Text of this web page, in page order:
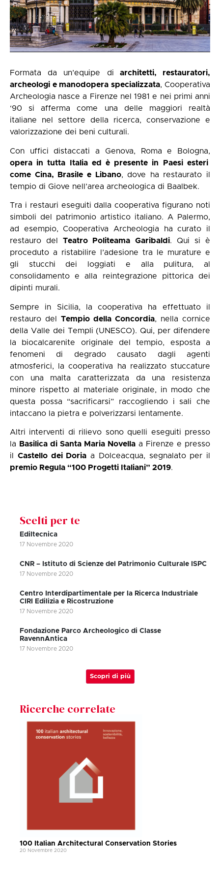
Formata da un’equipe di architetti, restauratori,
archeologi e manodopera specializzata, Cooperativa
Archeologia nasce a Firenze nel 1981 e nei primi anni
‘90 si afferma come una delle maggiori realtà
italiane nel settore della ricerca, conservazione e
valorizzazione dei beni culturali.
Con uffici distaccati a Genova, Roma e Bologna,
opera in tutta Italia ed è presente in Paesi esteri
come Cina, Brasile e Libano, dove ha restaurato il
tempio di Giove nell’area archeologica di Baalbek.
Tra i restauri eseguiti dalla cooperativa figurano noti
simboli del patrimonio artistico italiano. A Palermo,
ad esempio, Cooperativa Archeologia ha curato il
restauro delTeatro Politeama Garibaldi. Qui si è
proceduto a ristabilire l’adesione tra le murature e
gli stucchi dei loggiati e alla pulitura, al
consolidamento e alla reintegrazione pittorica dei
dipinti murali.
Sempre in Sicilia, la cooperativa ha effettuato il
restauro del Tempio della Concordia, nella cornice
della Valle dei Templi (UNESCO). Qui, per difendere
la biocalcarenite originale del tempio, esposta a
fenomeni di degrado causato dagli agenti
atmosferici, la cooperativa ha realizzato stuccature
con una malta caratterizzata da una resistenza
minore rispetto al materiale originale, in modo che
questa possa “sacrificarsi” raccogliendo i sali che
intaccano la pietra e polverizzarsi lentamente.
Altri interventi di rilievo sono quelli eseguiti presso
la
Basilica di Santa Maria Novella a Firenze e presso
il Castello dei Doria a Dolceacqua, segnalato per il
premio Regula “100 Progetti Italiani” 2019.
Scelti per te
Ediltecnica
17 Novembre 2020
CNR – Istituto di Scienze del Patrimonio Culturale ISPC
17 Novembre 2020
Centro Interdipartimentale per la Ricerca Industriale
CIRI Edilizia e Ricostruzione
17 Novembre 2020
Fondazione Parco Archeologico di Classe
RavennAntica
17 Novembre 2020
Scopri di più
Ricerche correlate
100 Italian Architectural Conservation Stories
20 Novembre 2020